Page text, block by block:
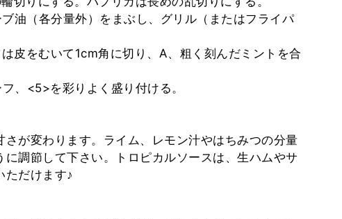
油（各分量外）をまぶし、グリル（またはフライパ
皮をむいて1cm角に切り、A、粗く刻んだミントを合
、<5>を彩りよく盛り付ける。
が変わります。ライム、レモン汁やはちみつの分量
調節して下さい。トロピカルソースは、生ハムやサ
ただけます♪